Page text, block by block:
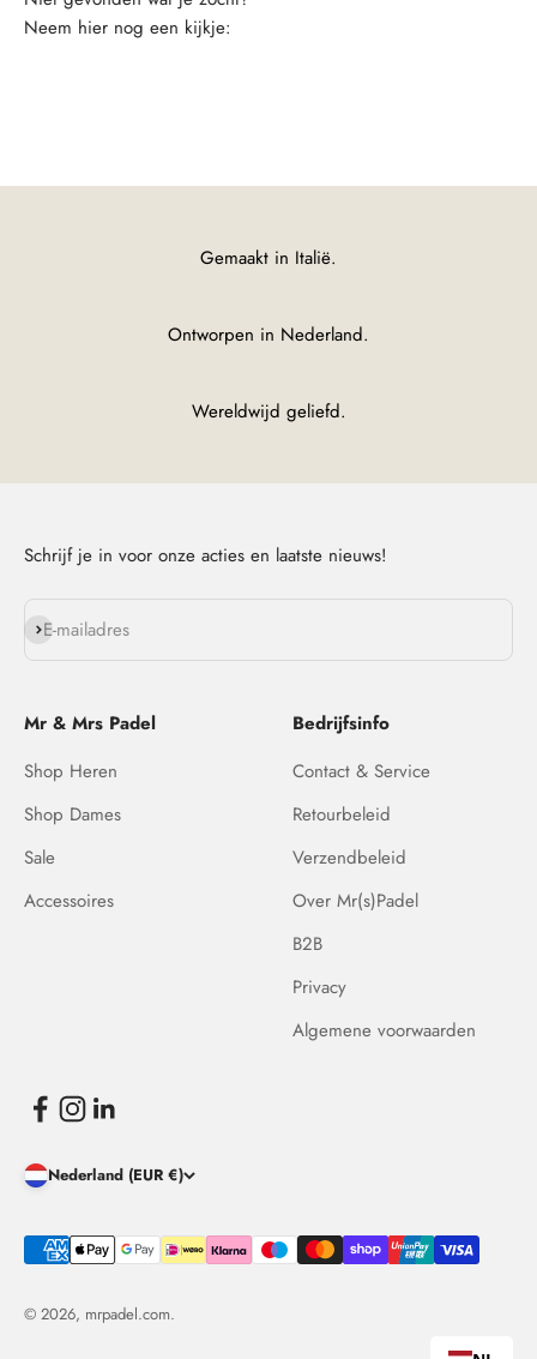
Neem hier nog een kijkje:
Gemaakt in Italië.
Ontworpen in Nederland.
Wereldwijd geliefd.
Schrijf je in voor onze acties en laatste nieuws!
E-mailadres
Abonneren
Mr & Mrs Padel
Shop Heren
Shop Dames
Sale
Accessoires
Bedrijfsinfo
Contact & Service
Retourbeleid
Verzendbeleid
Over Mr(s)Padel
B2B
Privacy
Algemene voorwaarden
Nederland (EUR €)
© 2026, mrpadel.com.